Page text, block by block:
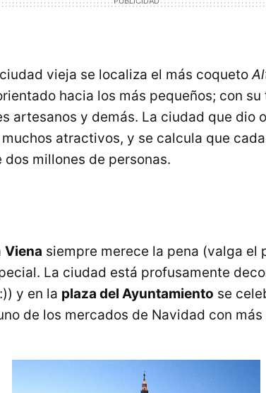
vieja se localiza el más coqueto
hacia los más pequeños; con su
artesanos y demás. La ciudad que dio
atractivos, y se calcula que
millones de personas.
Viena siempre merece la pena (valga el
La ciudad está profusamente
y en la plaza del Ayuntamiento se
de los mercados de Navidad con